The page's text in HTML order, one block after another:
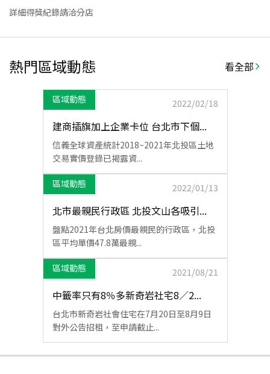
詳細得獎紀錄請洽分店
熱門區域動態 看全部
區域動態 2022/02/18
建商插旗加上企業卡位 台北市下個...
信義全球資產統計2018~2021年北投區土地
交易實價登錄已揭露資...
區域動態 2022/01/13
北市最親民行政區 北投文山各吸引...
盤點2021年台北房價最親民的行政區，北投
區平均單價47.8萬最親...
區域動態 2021/08/21
中籤率只有8％多新奇岩社宅8／2...
台北市新奇岩社會住宅在7月20日至8月9日
對外公告招租，至申請截止...